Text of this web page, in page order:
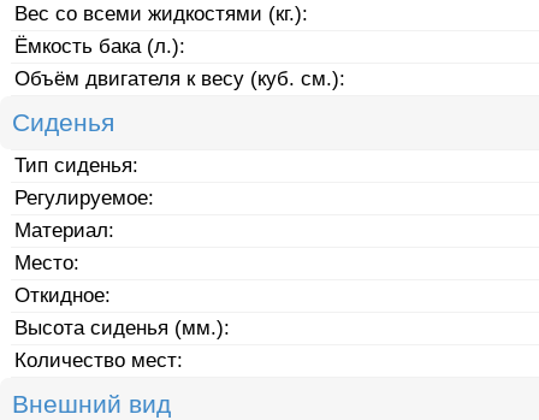
Вес со всеми жидкостями (кг.):
Ёмкость бака (л.):
Объём двигателя к весу (куб. см.):
Сиденья
Тип сиденья:
Регулируемое:
Материал:
Место:
Откидное:
Высота сиденья (мм.):
Количество мест:
Внешний вид